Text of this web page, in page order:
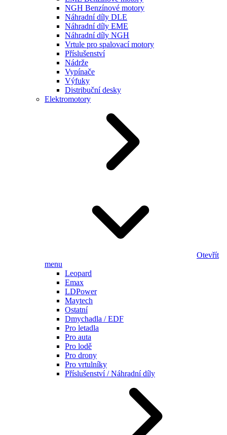
NGH Benzínové motory
Náhradní díly DLE
Náhradní díly EME
Náhradní díly NGH
Vrtule pro spalovací motory
Příslušenství
Nádrže
Vypínače
Výfuky
Distribuční desky
Elektromotory
Otevřít
menu
Leopard
Emax
LDPower
Maytech
Ostatní
Dmychadla / EDF
Pro letadla
Pro auta
Pro lodě
Pro drony
Pro vrtulníky
Příslušenství / Náhradní díly